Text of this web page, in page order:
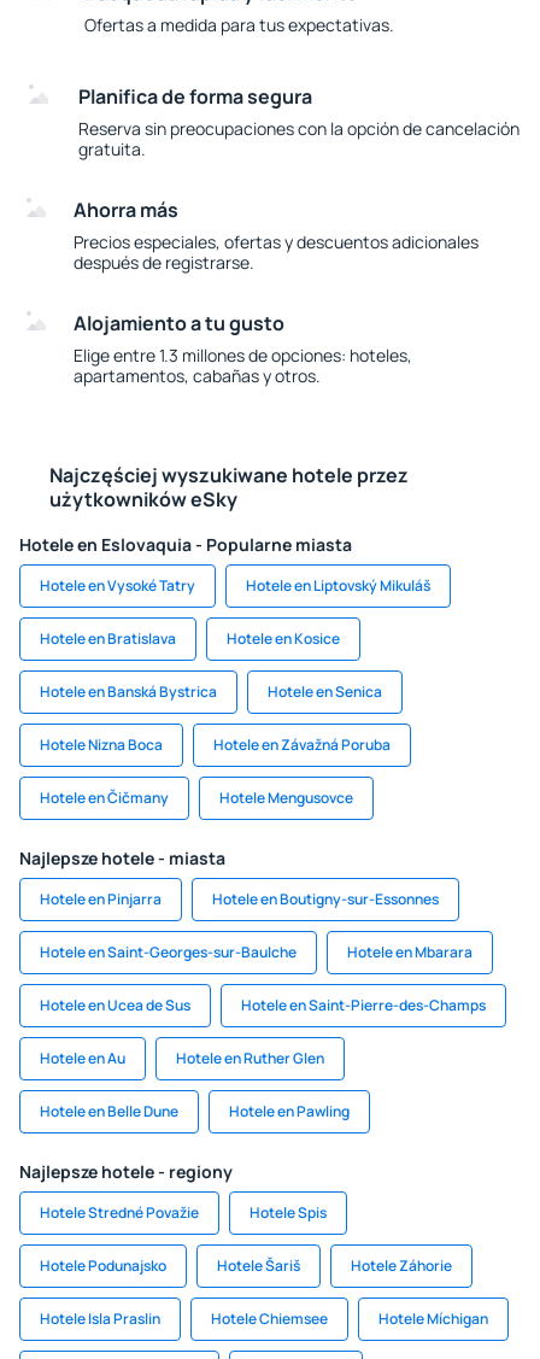
Ofertas a medida para tus expectativas.
Planifica de forma segura
Reserva sin preocupaciones con la opción de cancelación
gratuita.
Ahorra más
Precios especiales, ofertas y descuentos adicionales
después de registrarse.
Alojamiento a tu gusto
Elige entre 1.3 millones de opciones: hoteles,
apartamentos, cabañas y otros.
Najczęściej wyszukiwane hotele przez
użytkowników eSky
Hotele en Eslovaquia - Popularne miasta
Hotele en Vysoké Tatry Hotele en Liptovský Mikuláš
Hotele en Bratislava Hotele en Kosice
Hotele en Banská Bystrica Hotele en Senica
Hotele Nizna Boca Hotele en Závažná Poruba
Hotele en Čičmany Hotele Mengusovce
Najlepsze hotele - miasta
Hotele en Pinjarra Hotele en Boutigny-sur-Essonnes
Hotele en Saint-Georges-sur-Baulche Hotele en Mbarara
Hotele en Ucea de Sus Hotele en Saint-Pierre-des-Champs
Hotele en Au Hotele en Ruther Glen
Hotele en Belle Dune Hotele en Pawling
Najlepsze hotele - regiony
Hotele Stredné Považie Hotele Spis
Hotele Podunajsko Hotele Šariš Hotele Záhorie
Hotele Isla Praslin Hotele Chiemsee Hotele Míchigan